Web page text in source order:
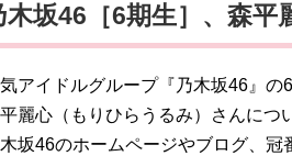
木坂46［6期生］ 、森平
アイドルグループ『乃木坂46』の6
麗心（もりひらうるみ）さんにつ
坂46のホームページやブログ、